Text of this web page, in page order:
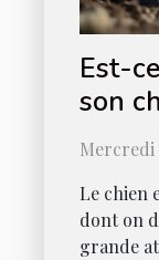
Est-
son
Mercredi
Le chien
dont on
grande